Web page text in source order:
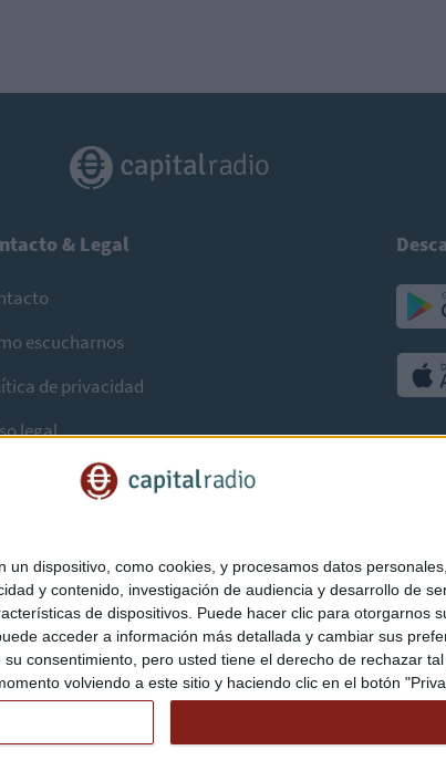
dispositivo, como cookies, y procesamos datos
y contenido, investigación de audiencia y desarrollo de
de dispositivos. Puede hacer clic para otorgarnos
acceder a información más detallada y cambiar sus
consentimiento, pero usted tiene el derecho de rechazar
volviendo a este sitio y haciendo clic en el botón
& Legal
escucharnos
de privacidad
legal